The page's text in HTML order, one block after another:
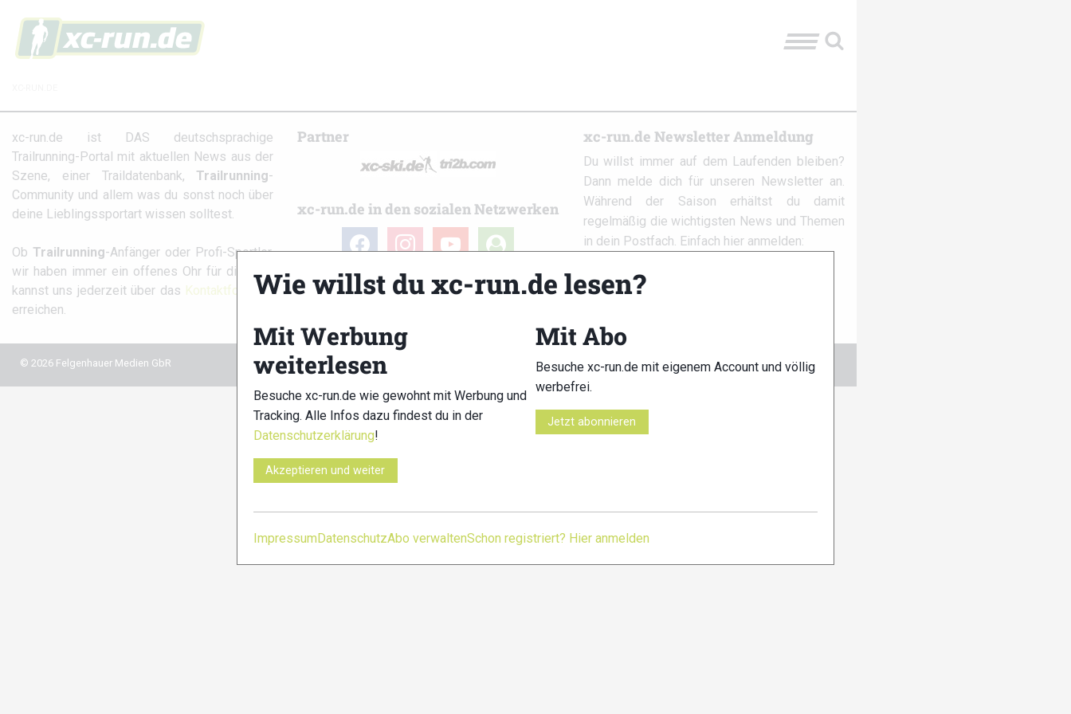
xc-run.de ist DAS deutschsprachige
Trailrunning-Portal mit aktuellen News aus der
Szene, einer Traildatenbank, Trailrunning-
Community und allem was du sonst noch über
deine Lieblingssportart wissen solltest.
Ob Trailrunning-Anfänger oder Profi-Sportler,
wir haben immer ein offenes Ohr für dich! Du
kannst uns jederzeit über das Kontaktformular
erreichen.
Partner
xc-run.de in den sozialen Netzwerken
facebook instagramyoutube
user-
circle
xc-run.de Newsletter Anmeldung
Du willst immer auf dem Laufenden bleiben?
Dann melde dich für unseren Newsletter an.
Während der Saison erhältst du damit
regelmäßig die wichtigsten News und Themen
in dein Postfach. Einfach hier anmelden:
© 2026 Felgenhauer Medien GbR Datenschutz Nutzungsbedingungen Abo verwalten
Wie willst du xc-run.de lesen?
Mit Werbung
weiterlesen
Besuche xc-run.de wie gewohnt mit Werbung und
Tracking. Alle Infos dazu findest du in der
Datenschutzerklärung!
Akzeptieren und weiter
Mit Abo
Besuche xc-run.de mit eigenem Account und völlig
werbefrei.
Jetzt abonnieren
ImpressumDatenschutzAbo verwaltenSchon registriert? Hier anmelden